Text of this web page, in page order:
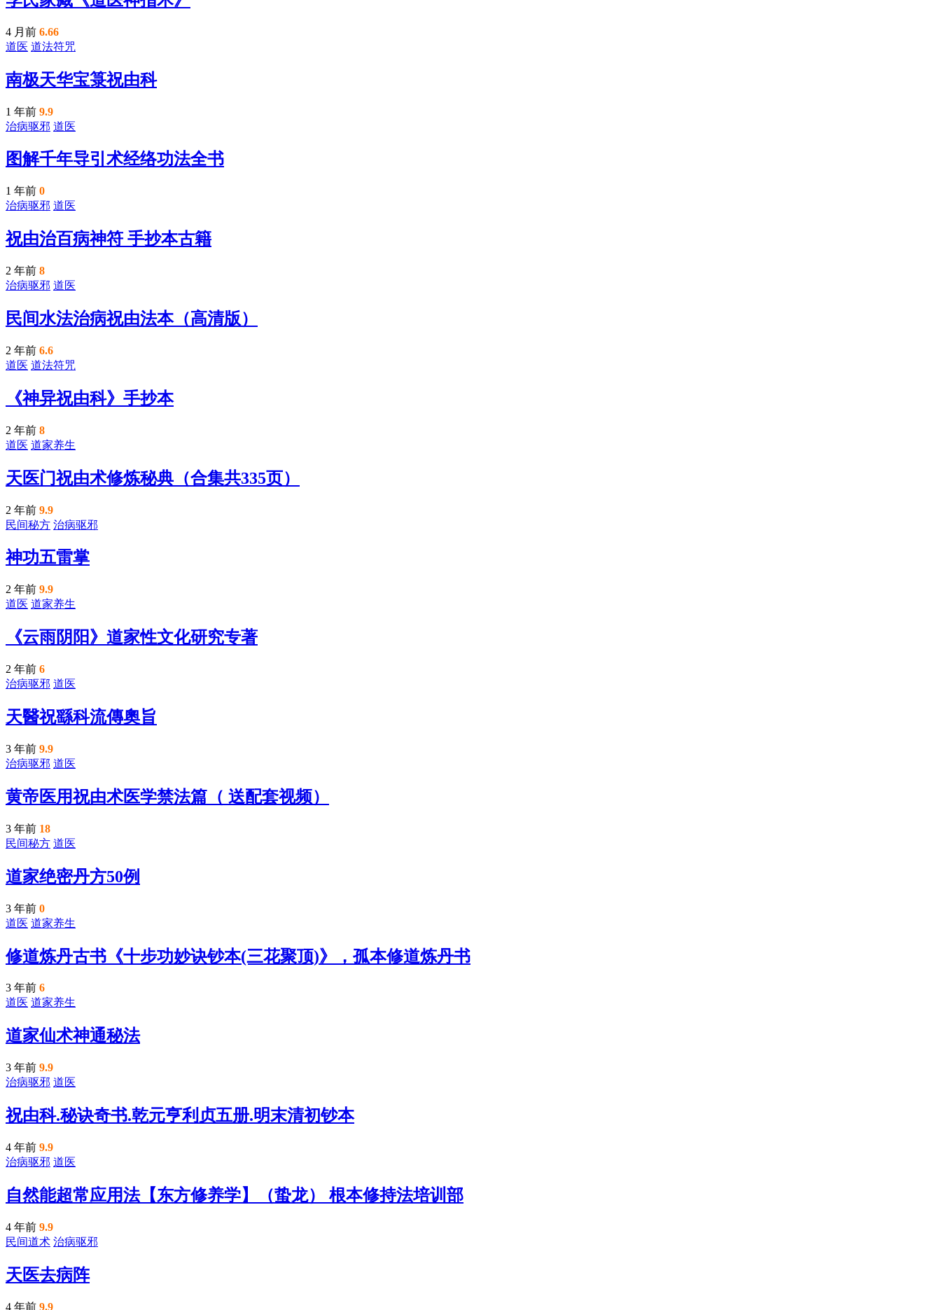
4 月前 6.66
道医 道法符咒
南极天华宝箓祝由科
1 年前 9.9
治病驱邪 道医
图解千年导引术经络功法全书
1 年前 0
治病驱邪 道医
祝由治百病神符 手抄本古籍
2 年前 8
治病驱邪 道医
民间水法治病祝由法本（高清版）
2 年前 6.6
道医 道法符咒
《神异祝由科》手抄本
2 年前 8
道医 道家养生
天医门祝由术修炼秘典（合集共335页）
2 年前 9.9
民间秘方 治病驱邪
神功五雷掌
2 年前 9.9
道医 道家养生
《云雨阴阳》道家性文化研究专著
2 年前 6
治病驱邪 道医
天醫祝繇科流傳奧旨
3 年前 9.9
治病驱邪 道医
黄帝医用祝由术医学禁法篇（ 送配套视频）
3 年前 18
民间秘方 道医
道家绝密丹方50例
3 年前 0
道医 道家养生
修道炼丹古书《十步功妙诀钞本(三花聚顶)》，孤本修道炼丹书
3 年前 6
道医 道家养生
道家仙术神通秘法
3 年前 9.9
治病驱邪 道医
祝由科.秘诀奇书.乾元亨利贞五册.明末清初钞本
4 年前 9.9
治病驱邪 道医
自然能超常应用法【东方修养学】（蛰龙） 根本修持法培训部
4 年前 9.9
民间道术 治病驱邪
天医去病阵
4 年前 9.9